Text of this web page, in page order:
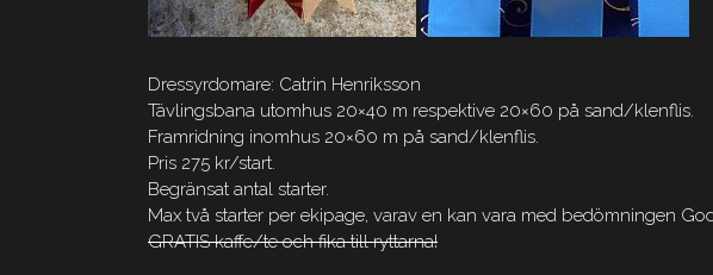
Dressyrdomare: Catrin Henriksson
Tävlingsbana utomhus 20×40 m respektive 20×60 på sand/klenflis.
Framridning inomhus 20×60 m på sand/klenflis.
Pris 275 kr/start.
Begränsat antal starter.
Max två starter per ekipage, varav en kan vara med bedömningen
GRATIS kaffe/te och fika till ryttarna!